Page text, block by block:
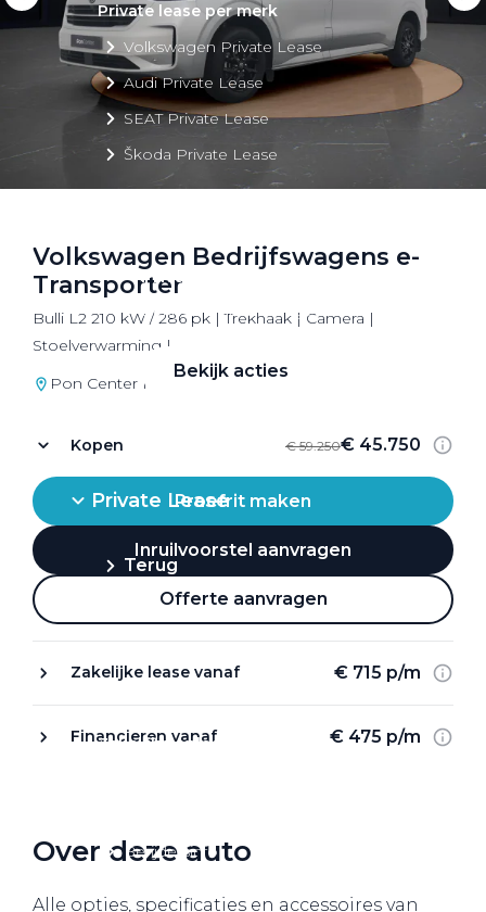
Private lease per merk
Volkswagen Private Lease
Audi Private Lease
SEAT Private Lease
Škoda Private Lease
Private Lease acties
Bekijk alle aanbiedingen
Bekijk acties
Private Lease
Terug
Zakelijke oplossingen
Berijdersinfo
Volkswagen Bedrijfswagens e-
Transporter
Bulli L2 210 kW / 286 pk | Trekhaak | Camera |
Stoelverwarming |
Pon Center Naarden
Kopen € 59.250€ 45.750
Proefrit maken
Inruilvoorstel aanvragen
Offerte aanvragen
Zakelijke lease vanaf € 715 p/m
Financieren vanaf € 475 p/m
Over deze auto
Alle opties, specificaties en accessoires van